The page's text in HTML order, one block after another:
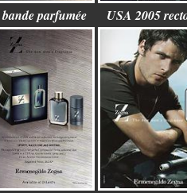
parfumée USA 2005